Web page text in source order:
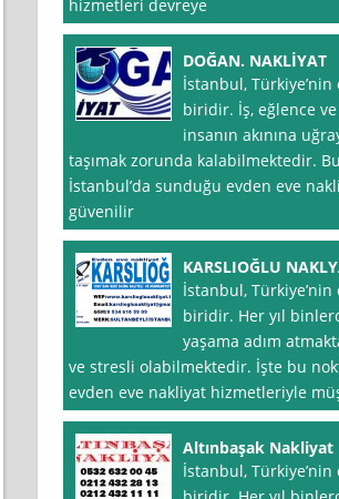
hizmetleri devreye
DOĞAN. NAKLİYAT
İstanbul,
biridir. İş, eğlence
insanın akınına
taşımak zorunda kalabilmektedir.
İstanbul’da sunduğu evden eve
güvenilir
KARSLIOĞLU
İstanbul,
biridir. Her yıl
yaşama adım
ve stresli olabilmektedir. İşte bu
evden eve nakliyat hizmetleriyle
Altınbaşak Nakliyat
İstanbul,